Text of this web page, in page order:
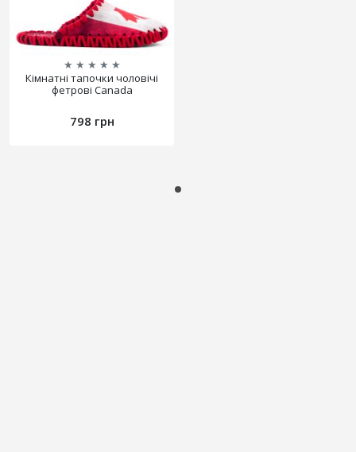
★ ★ ★ ★ ★
Кімнатні тапочки чоловічі
фетрові Canada
798 грн